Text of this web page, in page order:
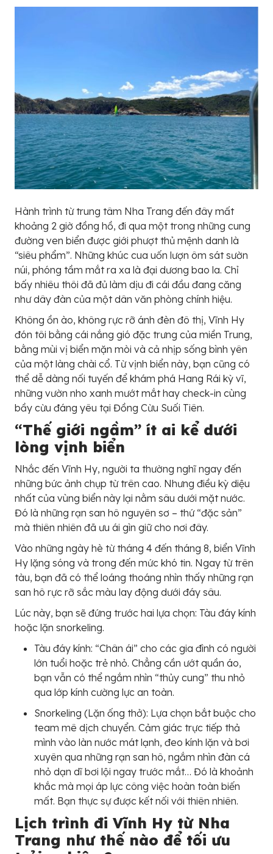
Hành trình từ trung tâm Nha Trang đến đây mất
khoảng 2 giờ đồng hồ, đi qua một trong những cung
đường ven biển được giới phượt thủ mệnh danh là
“siêu phẩm”. Những khúc cua uốn lượn ôm sát sườn
núi, phóng tầm mắt ra xa là đại dương bao la. Chỉ
bấy nhiêu thôi đã đủ làm dịu đi cái đầu đang căng
như dây đàn của một dân văn phòng chính hiệu.
Không ồn ào, không rực rỡ ánh đèn đô thị, Vĩnh Hy
đón tôi bằng cái nắng gió đặc trưng của miền Trung,
bằng mùi vị biển mặn mòi và cả nhịp sống bình yên
của một làng chài cổ. Từ vịnh biển này, bạn cũng có
thể dễ dàng nối tuyến để khám phá Hang Rái kỳ vĩ,
những vườn nho xanh mướt mắt hay check-in cùng
bầy cừu đáng yêu tại Đồng Cừu Suối Tiên.
“Thế giới ngầm” ít ai kể dưới
lòng vịnh biển
Nhắc đến Vĩnh Hy, người ta thường nghĩ ngay đến
những bức ảnh chụp từ trên cao. Nhưng điều kỳ diệu
nhất của vùng biển này lại nằm sâu dưới mặt nước.
Đó là những rạn san hô nguyên sơ – thứ “đặc sản”
mà thiên nhiên đã ưu ái gìn giữ cho nơi đây.
Vào những ngày hè từ tháng 4 đến tháng 8, biển Vĩnh
Hy lặng sóng và trong đến mức khó tin. Ngay từ trên
tàu, bạn đã có thể loáng thoáng nhìn thấy những rạn
san hô rực rỡ sắc màu lay động dưới đáy sâu.
Lúc này, bạn sẽ đứng trước hai lựa chọn: Tàu đáy kính
hoặc lặn snorkeling.
Tàu đáy kính: “Chân ái” cho các gia đình có người
lớn tuổi hoặc trẻ nhỏ. Chẳng cần ướt quần áo,
bạn vẫn có thể ngắm nhìn “thủy cung” thu nhỏ
qua lớp kính cường lực an toàn.
Snorkeling (Lặn ống thở): Lựa chọn bắt buộc cho
team mê dịch chuyển. Cảm giác trực tiếp thả
mình vào làn nước mát lạnh, đeo kính lặn và bơi
xuyên qua những rạn san hô, ngắm nhìn đàn cá
nhỏ dạn dĩ bơi lội ngay trước mắt… Đó là khoảnh
khắc mà mọi áp lực công việc hoàn toàn biến
mất. Bạn thực sự được kết nối với thiên nhiên.
Lịch trình đi Vĩnh Hy từ Nha
Trang như thế nào để tối ưu